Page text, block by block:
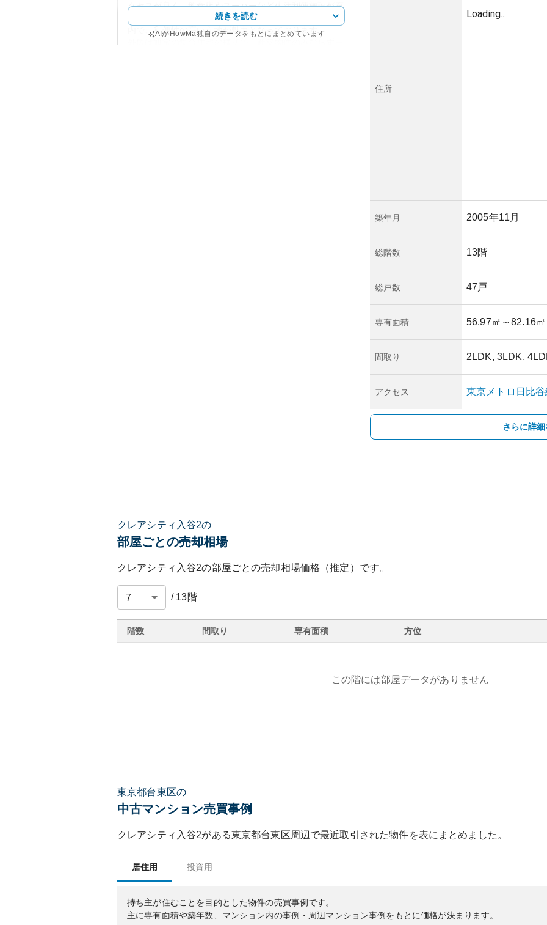
クセスが良く、飲食店やスーパーなど生活利便施設が充
実している点が特徴です。最寄り駅の入谷駅から徒歩圏
内で、利便性の高い立地が魅力となっております。
続きを読む
AIがHowMa独自のデータをもとにまとめています
住所
Loading...
築年月 2005年11月
総階数 13階
総戸数 47戸
専有面積 56.97㎡ ～82.16㎡
間取り 2LDK, 3LDK,
アクセス 東京メトロ日比
さらに詳
クレアシティ入谷2の
部屋ごとの売却相場
クレアシティ入谷2の部屋ごとの売却相場価格（推定）です。
/ 13階
階数 間取り 専有面積 方位
この階には部屋データがありません
東京都台東区の
中古マンション売買事例
クレアシティ入谷2がある東京都台東区周辺で最近取引された物件を表にまとめました。
居住用 投資用
持ち主が住むことを目的とした物件の売買事例です。
主に専有面積や築年数、マンション内の事例・周辺マンション事例をもとに価格が決まります。